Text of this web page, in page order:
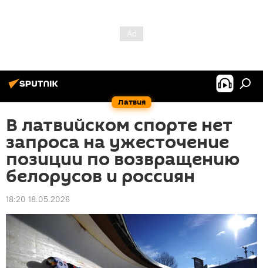
Латвия
В латвийском спорте нет
запроса на ужесточение
позиции по возвращению
белорусов и россиян
18:20 18.05.2026